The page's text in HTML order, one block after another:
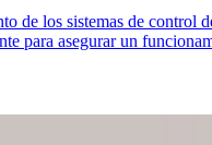
de los sistemas de control
para asegurar un